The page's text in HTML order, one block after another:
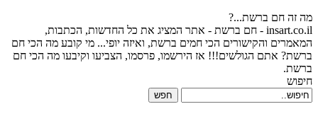
מה זה חם ברשת...?
insart.co.il - חם ברשת - אתר המציג את כל החדשות, הכתבות,
המאמרים והקישורים הכי חמים ברשת, ואיזה יופי... מי קובע מה הכי חם
ברשת? אתם הגולשים!!! אז הירשמו, פרסמו, הצביעו וקיבעו מה הכי חם
ברשת.
חיפוש
חפש